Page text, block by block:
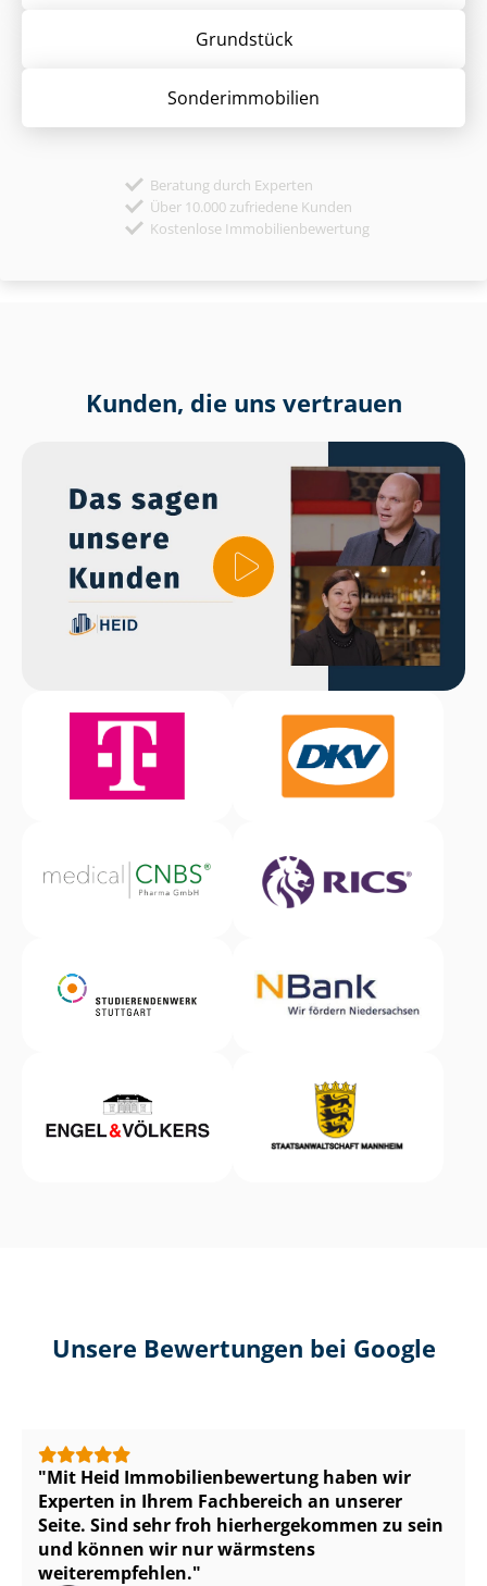
Grund­stück
Sonder­immobilien
Beratung durch Experten
Über 10.000 zufriedene Kunden
Kostenlose Immobilienbewertung
Kunden, die uns vertrauen
Unsere Bewertungen bei Google
Mit Heid Im­mo­bi­li­en­be­wer­tung haben wir
Experten in Ihrem Fachbereich an unserer
Seite. Sind sehr froh hierhergekommen zu sein
und können wir nur wärmstens
weiterempfehlen.